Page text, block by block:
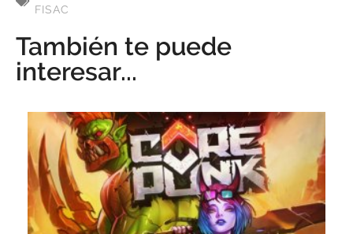
FISAC
También te puede
interesar...